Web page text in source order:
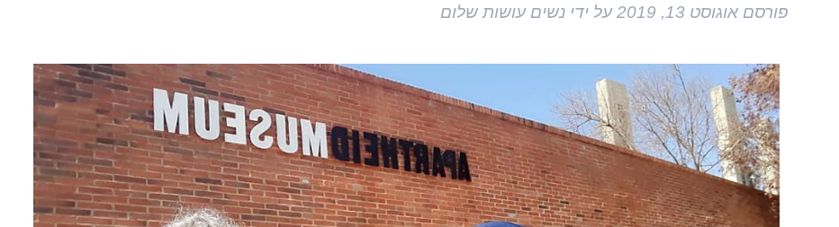
פורסם אוגוסט 13, 2019 על ידי נשים עושות שלום